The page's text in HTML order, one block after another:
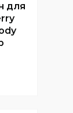
для